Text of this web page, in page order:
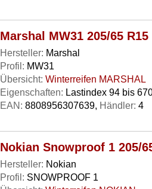
Marshal MW31 205/65 R15
Hersteller: Marshal
Profil: MW31
Übersicht: Winterreifen MARSHAL
Eigenschaften: Lastindex 94 bis
EAN: 8808956307639, Händler: 4
Nokian Snowproof 1 205/
Hersteller: Nokian
Profil: SNOWPROOF 1